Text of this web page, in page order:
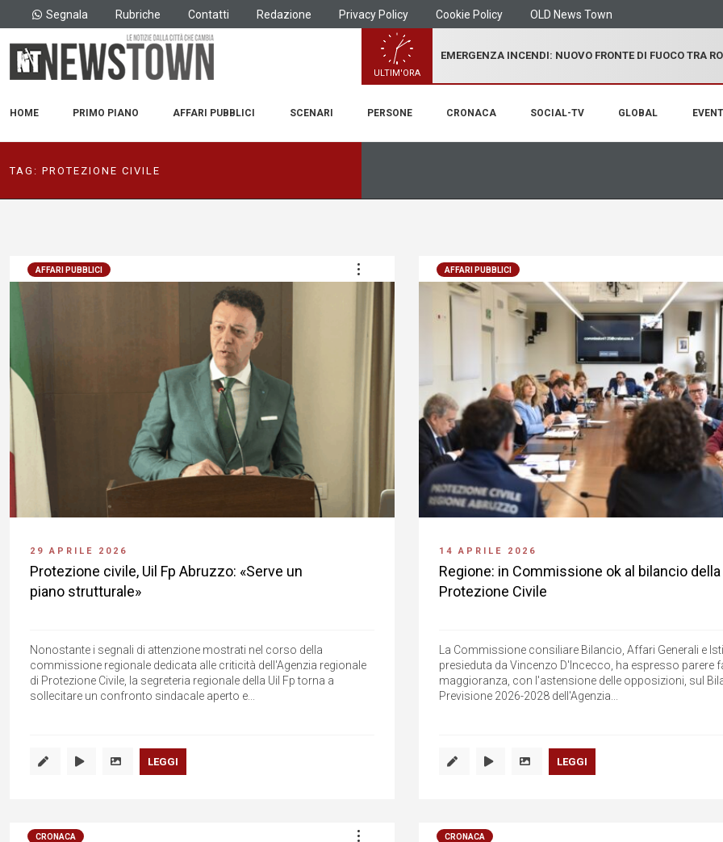
Segnala Rubriche Contatti Redazione Privacy Policy Cookie Policy OLD News Town
ULTIM'ORA
EMERGENZA INCENDI: NUOVO FRONTE DI FUOCO TRA
HOME PRIMO PIANO AFFARI PUBBLICI SCENARI PERSONE CRONACA SOCIAL-TV GLOBAL EVENTI
TAG: PROTEZIONE CIVILE
AFFARI PUBBLICI
29 APRILE 2026
Protezione civile, Uil Fp Abruzzo: «Serve un
piano strutturale»
Nonostante i segnali di attenzione mostrati nel corso della
commissione regionale dedicata alle criticità dell'Agenzia regionale
di Protezione Civile, la segreteria regionale della Uil Fp torna a
sollecitare un confronto sindacale aperto e...
LEGGI
AFFARI PUBBLICI
14 APRILE 2026
Regione: in Commissione ok al bilancio della
Protezione Civile
La Commissione consiliare Bilancio, Affari Generali e
presieduta da Vincenzo D'Incecco, ha espresso parere
maggioranza, con l'astensione delle opposizioni, sul
Previsione 2026-2028 dell'Agenzia...
LEGGI
CRONACA CRONACA